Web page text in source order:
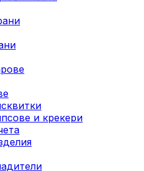
и крекери